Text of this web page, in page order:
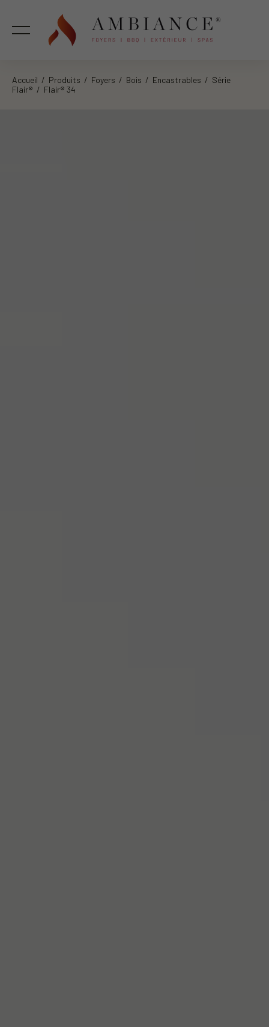
Accueil / Produits / Foyers / Bois / Encastrables / Série
Flair® / Flair® 34